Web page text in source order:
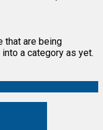
that are being
a category as yet.